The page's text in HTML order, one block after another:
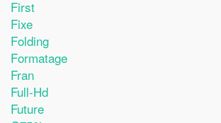
First
Fixe
Folding
Formatage
Fran
Full-Hd
Future